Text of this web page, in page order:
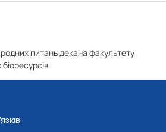
питань декана факультету